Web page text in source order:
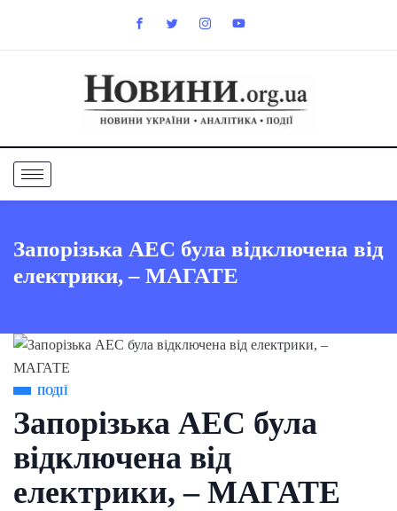
Запорізька АЕС була відключена від
електрики, – МАГАТЕ
ПОДІЇ
Запорізька АЕС була
відключена від
електрики, – МАГАТЕ